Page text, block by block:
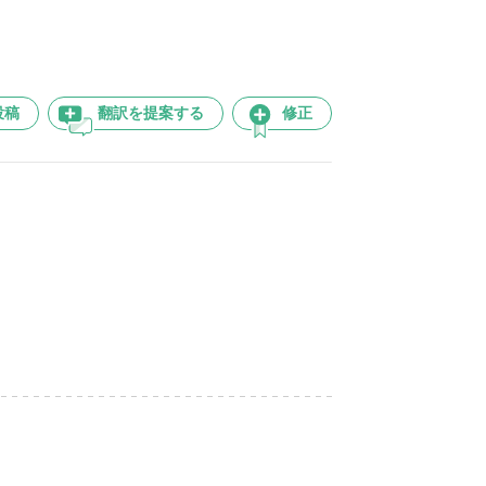
稿 翻訳を提案する 修正